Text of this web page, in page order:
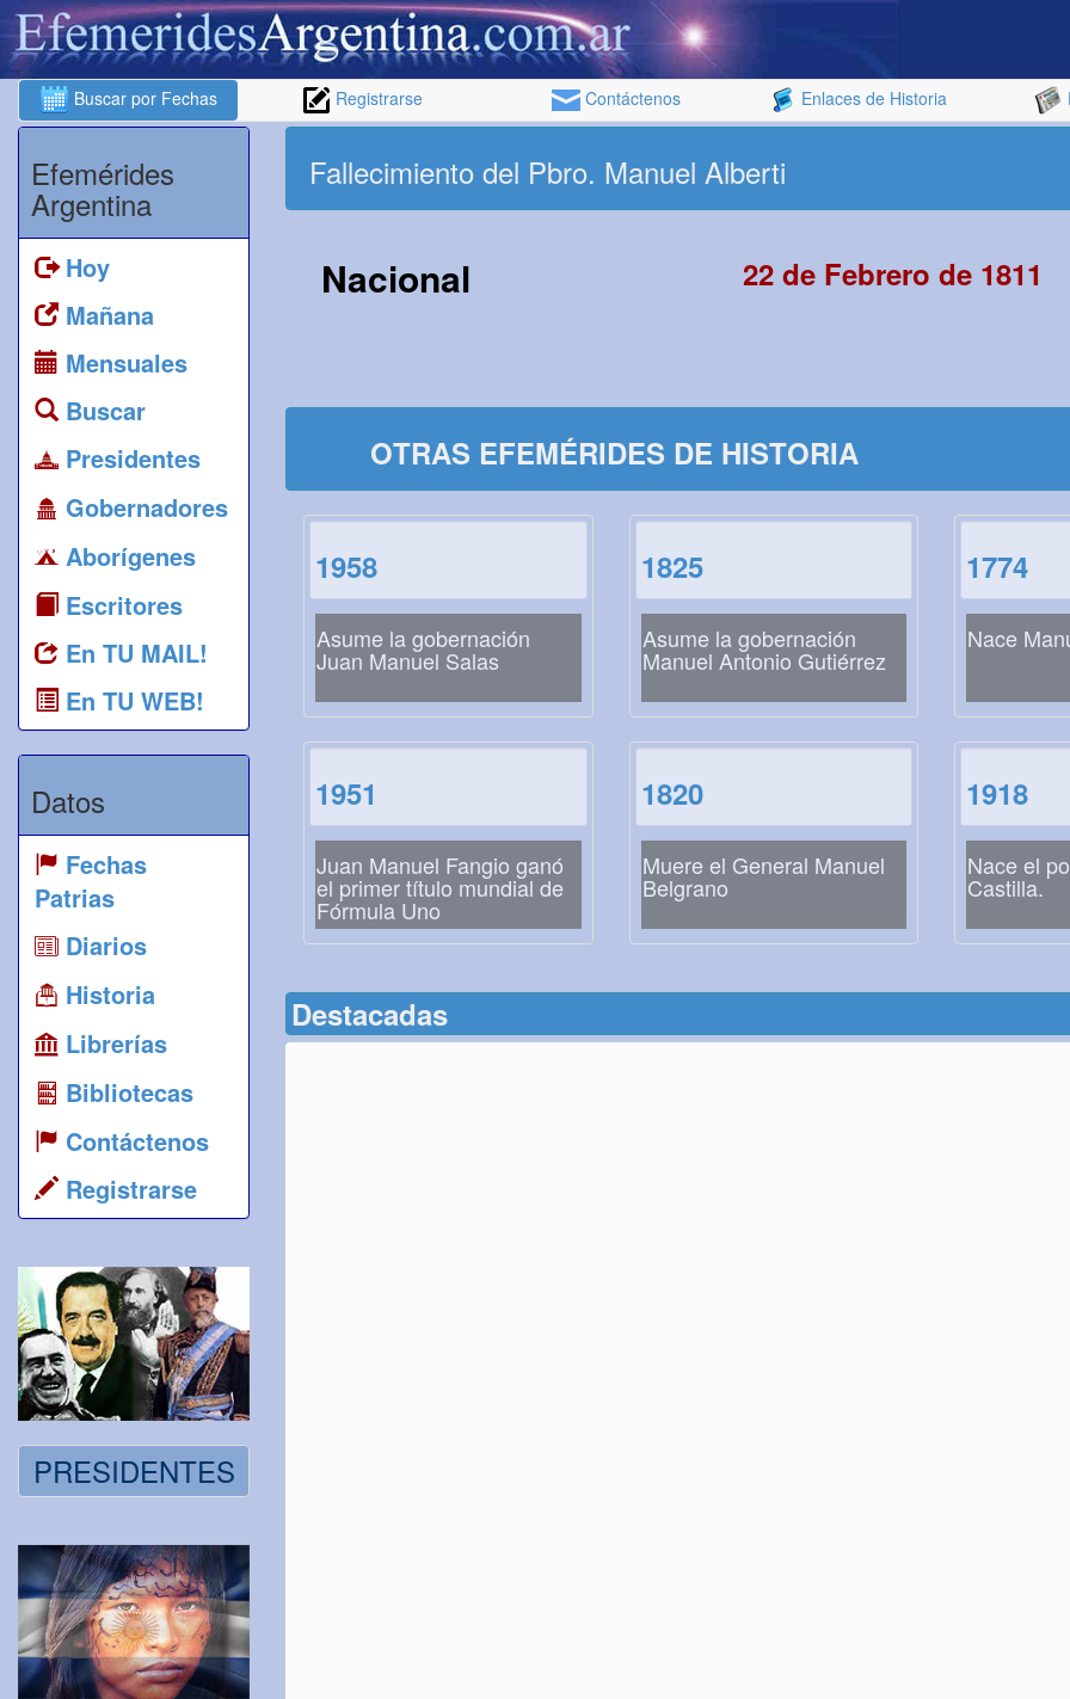
Buscar por Fechas Registrarse Contáctenos Enlaces de Historia
Efemérides
Argentina
Hoy
Mañana
Mensuales
Buscar
Presidentes
Gobernadores
Aborígenes
Escritores
En TU MAIL!
En TU WEB!
Datos
Fechas
Patrias
Diarios
Historia
Librerías
Bibliotecas
Contáctenos
Registrarse
PRESIDENTES
Fallecimiento del Pbro. Manuel Alberti
Nacional 22 de Febrero de 1811
OTRAS EFEMÉRIDES DE HISTORIA
1958
Asume la gobernación
Juan Manuel Salas
1825
Asume la gobernación
Manuel Antonio Gutiérrez
1774
Nace
1951
Juan Manuel Fangio ganó
el primer título mundial de
Fórmula Uno
1820
Muere el General Manuel
Belgrano
1918
Nace el
Castilla.
Destacadas